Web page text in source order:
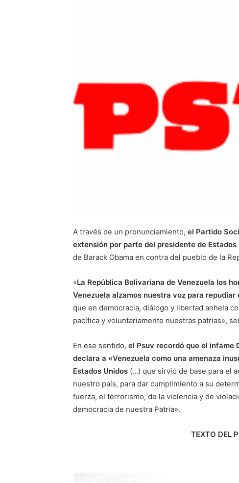
A través de un pronunciamiento,el Partido
extensión por parte del presidente de Estados
de Barack Obama en contra del pueblo de la
«La República Bolivariana de Venezuela los
Venezuela alzamos nuestra voz para
que en democracia, diálogo y libertad anhela
pacífica y voluntariamente nuestras patrias»,
En ese sentido,el Psuv recordó que el infame
declara a «Venezuela como una amenaza
Estados Unidos (…) que sirvió de base para el
nuestro país, para dar cumplimiento a su
fuerza, el terrorismo, de la violencia y de
democracia de nuestra Patria».
TEXTO DEL